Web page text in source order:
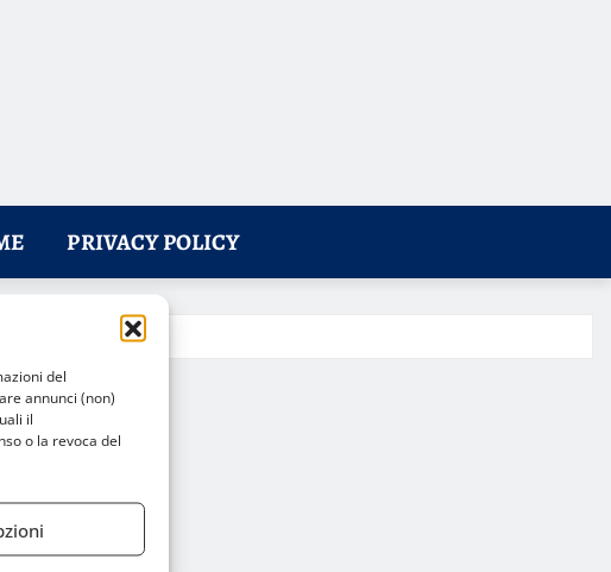
del
annunci (non)
il
o la revoca del
PRIVACY POLICY